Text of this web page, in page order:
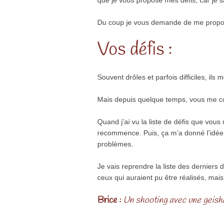
Du coup je vous demande de me
Vos défis :
Souvent drôles et parfois difficiles, ils
Mais depuis quelque temps, vous me
Quand j’ai vu la liste de défis que
recommence. Puis, ça m’a donné
problèmes.
Je vais reprendre la liste des derniers
ceux qui auraient pu être réalisés,
Brice : Un shooting avec une